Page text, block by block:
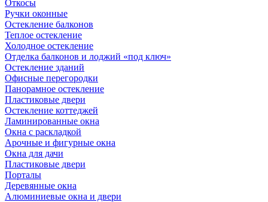
Откосы
Ручки оконные
Остекление балконов
Теплое остекление
Холодное остекление
Отделка балконов и лоджий «под ключ»
Остекление зданий
Офисные перегородки
Панорамное остекление
Пластиковые двери
Остекление коттеджей
Ламинированные окна
Окна с раскладкой
Арочные и фигурные окна
Окна для дачи
Пластиковые двери
Порталы
Деревянные окна
Алюминиевые окна и двери